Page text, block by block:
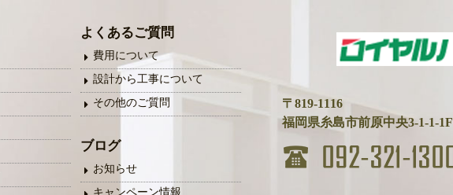
よくあるご質問
費用について
設計から工事について
その他のご質問
ブログ
お知らせ
キャンペーン情報
〒819-1116
福岡県糸島市前原中央3-1-1-1F